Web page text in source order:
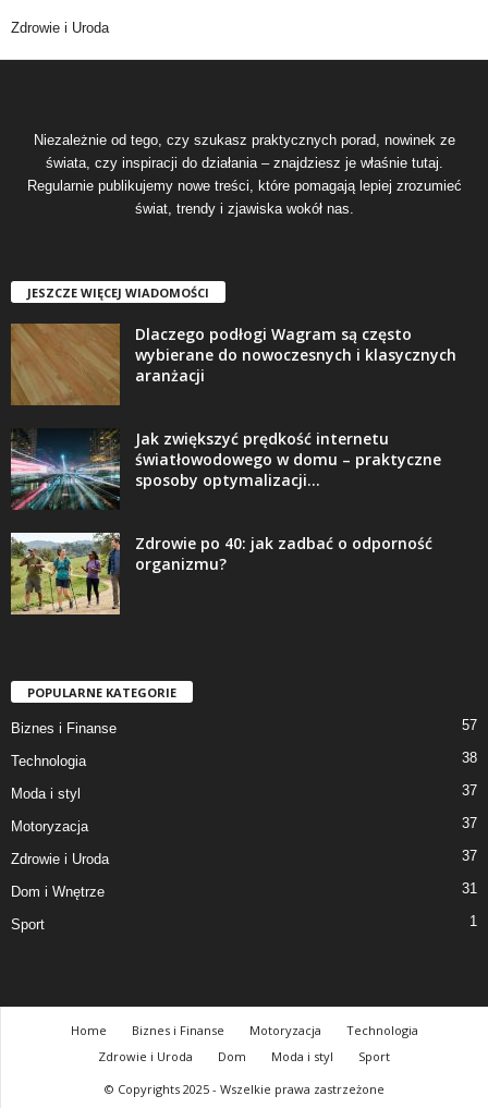
Zdrowie i Uroda
Niezależnie od tego, czy szukasz praktycznych porad, nowinek ze
świata, czy inspiracji do działania – znajdziesz je właśnie tutaj.
Regularnie publikujemy nowe treści, które pomagają lepiej zrozumieć
świat, trendy i zjawiska wokół nas.
JESZCZE WIĘCEJ WIADOMOŚCI
Dlaczego podłogi Wagram są często
wybierane do nowoczesnych i klasycznych
aranżacji
Jak zwiększyć prędkość internetu
światłowodowego w domu – praktyczne
sposoby optymalizacji...
Zdrowie po 40: jak zadbać o odporność
organizmu?
POPULARNE KATEGORIE
Biznes i Finanse 57
Technologia 38
Moda i styl 37
Motoryzacja 37
Zdrowie i Uroda 37
Dom i Wnętrze 31
Sport 1
Home Biznes i Finanse Motoryzacja
Technologia
Zdrowie i Uroda
Dom Moda i styl
Sport
© Copyrights 2025 - Wszelkie prawa zastrzeżone